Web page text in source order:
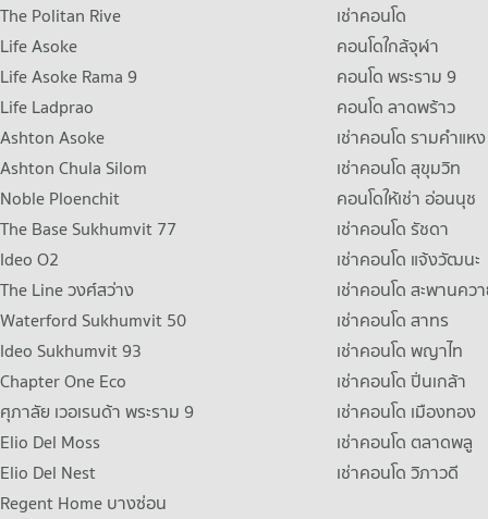
The Politan Rive
Life Asoke
Life Asoke Rama 9
Life Ladprao
Ashton Asoke
Ashton Chula Silom
Noble Ploenchit
The Base Sukhumvit 77
Ideo O2
The Line วงศ์สว่าง
Waterford Sukhumvit 50
Ideo Sukhumvit 93
Chapter One Eco
ศุภาลัย เวอเรนด้า พระราม 9
Elio Del Moss
Elio Del Nest
Regent Home บางซ่อน
เช่าคอนโด
คอนโดใกล้จุฬา
คอนโด พระราม 9
คอนโด ลาดพร้าว
เช่าคอนโด รามคําแหง
เช่าคอนโด สุขุมวิท
คอนโดให้เช่า อ่อนนุช
เช่าคอนโด รัชดา
เช่าคอนโด แจ้งวัฒนะ
เช่าคอนโด สะพานคว
เช่าคอนโด สาทร
เช่าคอนโด พญาไท
เช่าคอนโด ปิ่นเกล้า
เช่าคอนโด เมืองทอง
เช่าคอนโด ตลาดพลู
เช่าคอนโด วิภาวดี